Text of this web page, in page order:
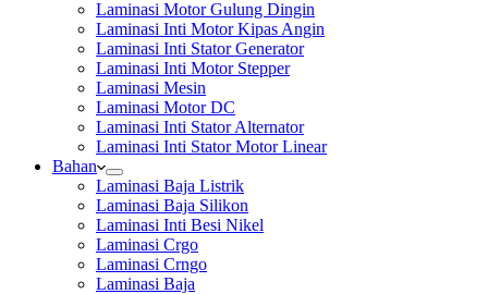
Laminasi Motor Gulung Dingin
Laminasi Inti Motor Kipas Angin
Laminasi Inti Stator Generator
Laminasi Inti Motor Stepper
Laminasi Mesin
Laminasi Motor DC
Laminasi Inti Stator Alternator
Laminasi Inti Stator Motor Linear
Bahan
Laminasi Baja Listrik
Laminasi Baja Silikon
Laminasi Inti Besi Nikel
Laminasi Crgo
Laminasi Crngo
Laminasi Baja